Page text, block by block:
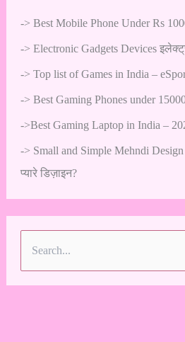
-> Best Mobile Phone Under Rs
-> Electronic Gadgets Devices
-> Top list of Games in India –
-> Best Gaming Phones under
->Best Gaming Laptop in India –
-> Small and Simple Mehndi
प्यारे डिज़ाइन?